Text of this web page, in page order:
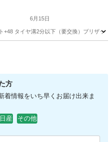
6月15日
+48 タイヤ溝2分以下（要交換）ブリザッ
方
着情報をいち早くお届け出来ま
日産 その他